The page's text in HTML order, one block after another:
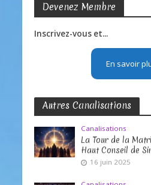
Devenez Membre
Inscrivez-vous et...
En savoir
Autres Canalisations
Canalisations
La Tour de la
Haut Conseil de
16 juin 2025